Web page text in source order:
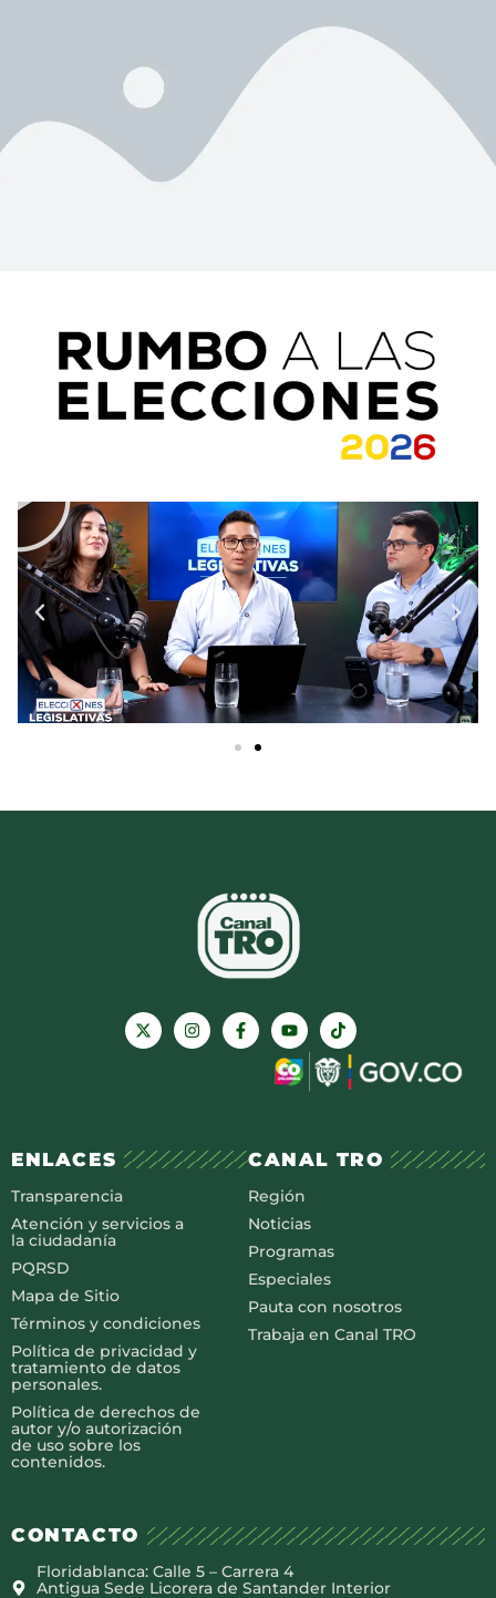
ENLACES
Transparencia
Atención y servicios a
la ciudadanía
PQRSD
Mapa de Sitio
Términos y condiciones
Política de privacidad y
tratamiento de datos
personales.
Política de derechos de
autor y/o autorización
de uso sobre los
contenidos.
CANAL TRO
Región
Noticias
Programas
Especiales
Pauta con nosotros
Trabaja en Canal TRO
CONTACTO
Floridablanca: Calle 5 – Carrera 4
Antigua Sede Licorera de Santander Interior